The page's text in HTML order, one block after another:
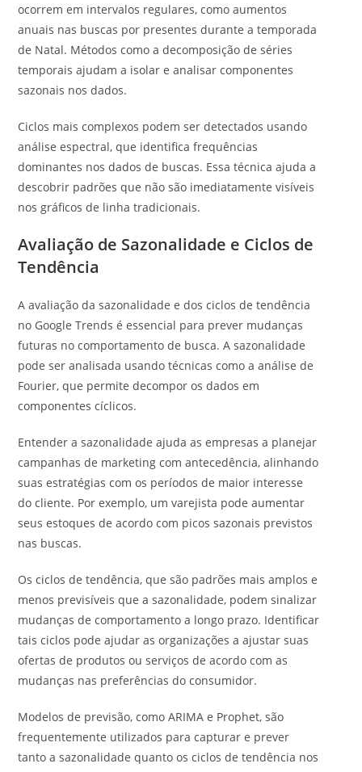
ocorrem em intervalos regulares, como aumentos
anuais nas buscas por presentes durante a temporada
de Natal. Métodos como a decomposição de séries
temporais ajudam a isolar e analisar componentes
sazonais nos dados.
Ciclos mais complexos podem ser detectados usando
análise espectral, que identifica frequências
dominantes nos dados de buscas. Essa técnica ajuda a
descobrir padrões que não são imediatamente visíveis
nos gráficos de linha tradicionais.
Avaliação de Sazonalidade e Ciclos de
Tendência
A avaliação da sazonalidade e dos ciclos de tendência
no Google Trends é essencial para prever mudanças
futuras no comportamento de busca. A sazonalidade
pode ser analisada usando técnicas como a análise de
Fourier, que permite decompor os dados em
componentes cíclicos.
Entender a sazonalidade ajuda as empresas a planejar
campanhas de marketing com antecedência, alinhando
suas estratégias com os períodos de maior interesse
do cliente. Por exemplo, um varejista pode aumentar
seus estoques de acordo com picos sazonais previstos
nas buscas.
Os ciclos de tendência, que são padrões mais amplos e
menos previsíveis que a sazonalidade, podem sinalizar
mudanças de comportamento a longo prazo. Identificar
tais ciclos pode ajudar as organizações a ajustar suas
ofertas de produtos ou serviços de acordo com as
mudanças nas preferências do consumidor.
Modelos de previsão, como ARIMA e Prophet, são
frequentemente utilizados para capturar e prever
tanto a sazonalidade quanto os ciclos de tendência nos